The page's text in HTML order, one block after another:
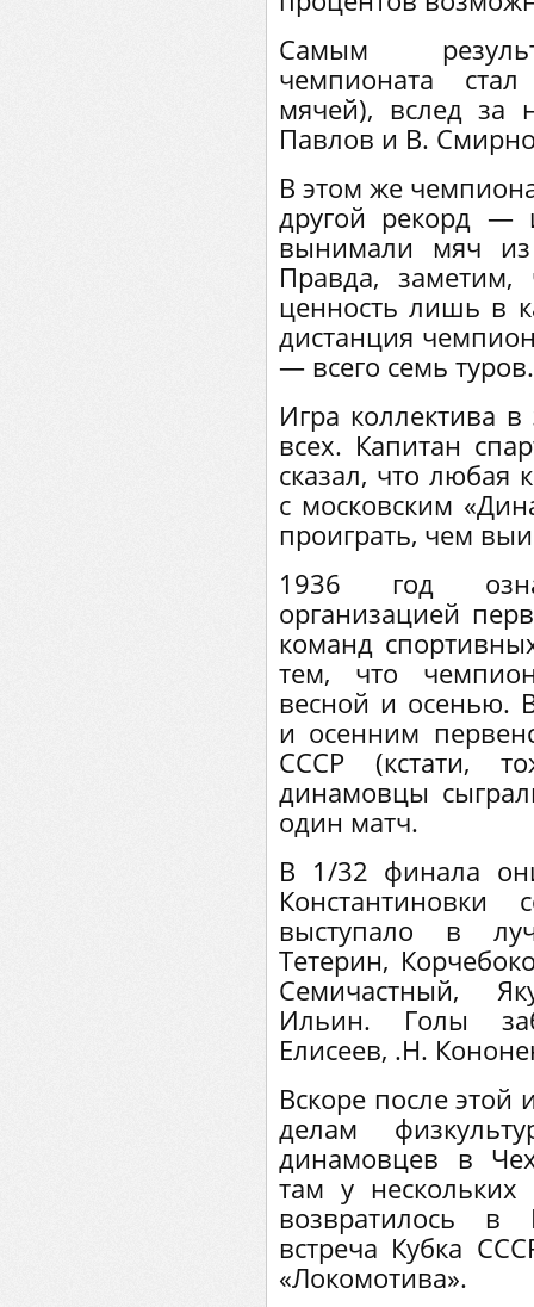
Самым
чемпионата
мячей), вслед
Павлов и В.
В этом же
другой рекорд —
вынимали мяч из
Правда, заметим,
ценность лишь в
дистанция
— всего семь туров.
Игра коллектива
всех. Капитан
сказал, что любая
с московским
проиграть, чем
1936 год
организацией
команд
тем, что
весной и осенью.
и осенним
СССР (кстати,
динамовцы
один матч.
В 1/32 финала
выступало в
Тетерин,
Семичастный,
Ильин. Голы
Елисеев, .Н.
Вскоре после
делам
динамовцев в
там у
возвратилось в
встреча Кубка
«Локомотива».